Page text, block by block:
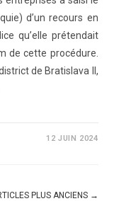
d’un recours en
qu’elle prétendait
de cette procédure.
de Bratislava II,
12 JUIN 2024
PLUS ANCIENS →